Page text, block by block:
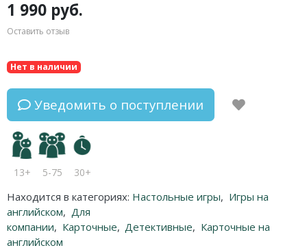
1 990 руб.
Оставить отзыв
Нет в наличии
Уведомить о поступлении
13+ 5-75 30+
Находится в категориях: Настольные игры, Игры на
английском, Для
компании, Карточные, Детективные, Карточные на
английском